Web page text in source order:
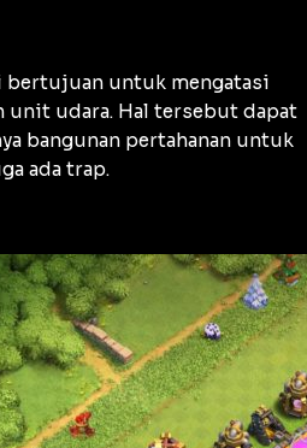
bertujuan untuk mengatasi
unit udara. Hal tersebut dapat
bangunan pertahanan untuk
ada trap.